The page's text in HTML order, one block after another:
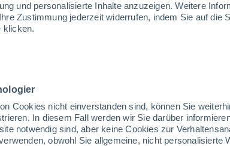
und personalisierte Inhalte anzuzeigen. Weitere
Zustimmung jederzeit widerrufen, indem Sie auf die
klicken.
Cookies nicht einverstanden sind, können Sie
In diesem Fall werden wir Sie darüber
notwendig sind, aber keine Cookies zur
obwohl Sie allgemeine, nicht personalisierte
Ingolstadt
Stuttgart
Ulm
Reutlingen
Würzburg
Karlsruhe